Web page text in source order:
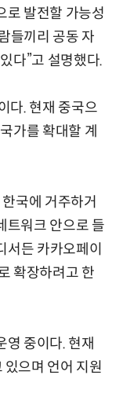
로 발전할 가능성
들끼리 공동 자
다”고 설명했다.
다. 현재 중국으
가를 확대할 계
국에 거주하거
트워크 안으로 들
서든 카카오페이
확장하려고 한
영 중이다. 현재
으며 언어 지원